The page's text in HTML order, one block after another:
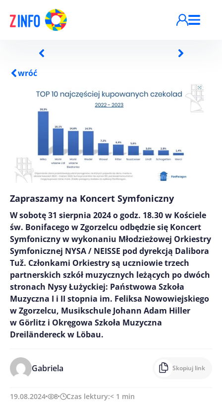
wróć
Zapraszamy na Koncert Symfoniczny
W sobotę 31 sierpnia 2024 o godz. 18.30 w Kościele
św. Bonifacego w Zgorzelcu odbędzie się Koncert
Symfoniczny w wykonaniu Młodzieżowej Orkiestry
Symfonicznej NYSA / NEISSE pod dyrekcją Dalibora
Tuž. Członkami Orkiestry są uczniowie trzech
partnerskich szkół muzycznych leżących po dwóch
stronach Nysy Łużyckiej: Państwowa Szkoła
Muzyczna I i II stopnia im. Feliksa Nowowiejskiego
w Zgorzelcu, Musikschule Johann Adam Hiller
w Görlitz i Okręgowa Szkoła Muzyczna
Dreiländereck w Löbau.
Gabriela Skopiuj link
19.08.2024 8 Czas lektury:< 1 min